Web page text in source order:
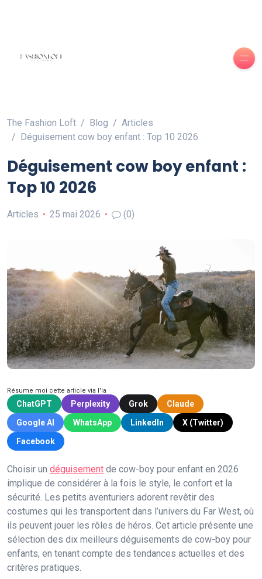
The Fashion Loft Blog
Articles
Déguisement cow boy enfant : Top 10 2026
Déguisement cow boy enfant :
Top 10 2026
Articles 25 mai 2026 (0)
Résume moi cette article via l'ia
ChatGPT Perplexity Grok
Claude
Google AI
WhatsApp LinkedIn
X (Twitter)
Facebook
Choisir un déguisement de cow-boy pour enfant en 2026
implique de considérer à la fois le style, le confort et la
sécurité. Les petits aventuriers adorent revêtir des
costumes qui les transportent dans l’univers du Far West, où
ils peuvent jouer les rôles de héros. Cet article présente une
sélection des dix meilleurs déguisements de cow-boy pour
enfants, en tenant compte des tendances actuelles et des
critères pratiques.